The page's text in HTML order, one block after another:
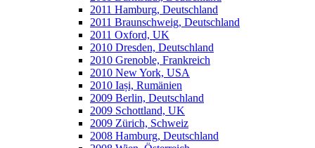
2011 Hamburg, Deutschland
2011 Braunschweig, Deutschland
2011 Oxford, UK
2010 Dresden, Deutschland
2010 Grenoble, Frankreich
2010 New York, USA
2010 Iași, Rumänien
2009 Berlin, Deutschland
2009 Schottland, UK
2009 Zürich, Schweiz
2008 Hamburg, Deutschland